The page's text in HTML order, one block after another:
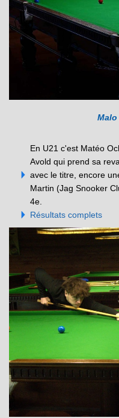
En U21 c'est Matéo
Avold qui prend sa
avec le titre, encore
Martin (Jag Snooker
4e.
Résultats complets